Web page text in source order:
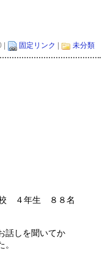
| 固定リンク 未分類
校 ４年生 ８８名
しを聞いてか